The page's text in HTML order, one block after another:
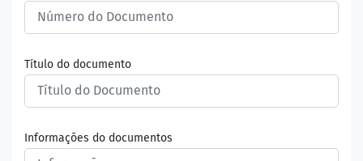
Título do documento
Informações do documentos